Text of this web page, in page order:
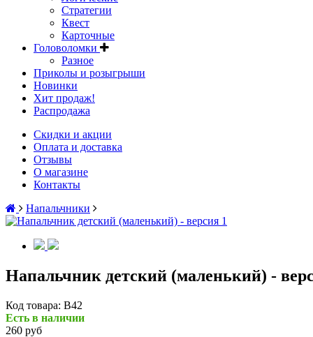
Стратегии
Квест
Карточные
Головоломки
Разное
Приколы и розыгрыши
Новинки
Хит продаж!
Распродажа
Скидки и акции
Оплата и доставка
Отзывы
О магазине
Контакты
Напальчники
Напальчник детский (маленький) -
Код товара: В42
Есть в наличии
260 руб